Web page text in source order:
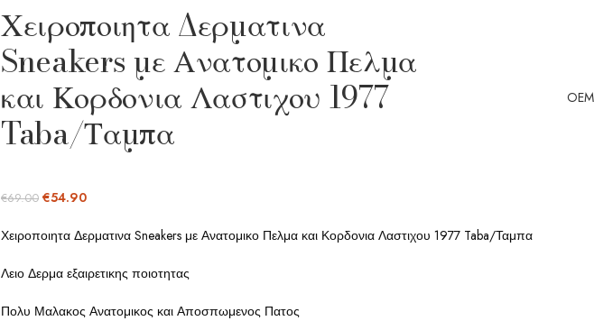
Χειροποιητα Δερματινα
Sneakers με Ανατομικο Πελμα
και Κορδονια Λαστιχου 1977
Taba/Ταμπα
OEM
€69.00 €54.90
Χειροποιητα Δερματινα Sneakers με Ανατομικο Πελμα και Κορδονια Λαστιχου 1977 Taba/Ταμπα
Λειο Δερμα εξαιρετικης ποιοτητας
Πολυ Μαλακος Ανατομικος και Αποσπωμενος Πατος